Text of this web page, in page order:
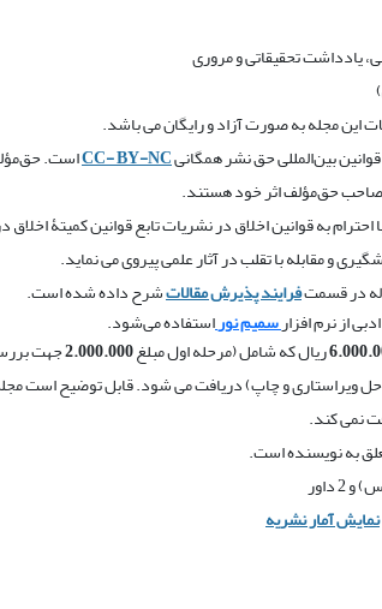
یادداشت تحقیقاتی و مروری
این مجله به صورت آزاد و رایگان می باشد.
بین‌المللی حق نشر همگانیCC- BY-NCاست.
حق‌مؤلف اثر خود هستند.
احترام به قوانین اخلاق در نشریات تابع قوانین کمیتۀ اخلاق
و مقابله با تقلب در آثار علمی پیروی می نماید.
در قسمتفرایند پذیرش مقالاتشرح داده شده‌ است.
از نرم افزارسمیم نوراستفاده می‌شود.
ریالکه شامل (مرحله اول مبلغ2.000.000جهت
ویراستاری وچاپ) دریافت می شود. قابل توضیح است
نمی کند.
به نویسنده است.
داور
نمایش آمار نشریه